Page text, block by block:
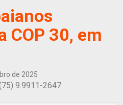
COP 30, em
de 2025
9.9911-2647